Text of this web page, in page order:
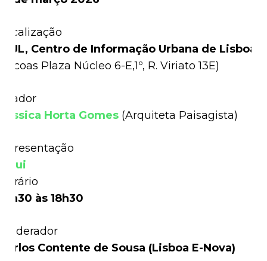
Centro de Informação Urbana de Lisboa
Picoas Plaza Núcleo 6-E,1º, R. Viriato 13E)
Horta Gomes (Arquiteta Paisagista)
às 18h30
Contente de Sousa (Lisboa E-Nova)